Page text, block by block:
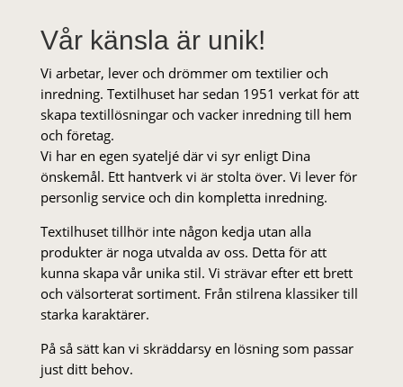
Vår känsla är unik!
Vi arbetar, lever och drömmer om textilier och
inredning. Textilhuset har sedan 1951 verkat för att
skapa textillösningar och vacker inredning till hem
och företag.
Vi har en egen syateljé där vi syr enligt Dina
önskemål. Ett hantverk vi är stolta över. Vi lever för
personlig service och din kompletta inredning.
Textilhuset tillhör inte någon kedja utan alla
produkter är noga utvalda av oss. Detta för att
kunna skapa vår unika stil. Vi strä­var efter ett brett
och välsorterat sor­ti­ment. Från stil­rena klas­siker till
starka karaktärer.
På så sätt kan vi skräddarsy en lösning som passar
just ditt behov.